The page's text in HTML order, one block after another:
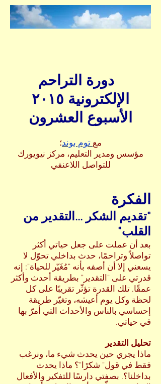
دورة التراحم
الإلكترونية ٢٠١٥
الأسبوع العشرون
مع توم بوند؛
مؤسس ومدير التعليم، مركز نيويورك
للتواصل اللاعنفي
الفكرة
"تقديم الشكر ...التقدير من
القلب"
بعد أن عملت على جعل حياتي أكثر
تواصلاً وتراحمًا، حدث بداخلي تحوّل لا
يسعني إلا أن أصفه بأنه "مُغَيّر للحياة": إنه
قدرتي على "التقدير" بطريقة أحدث وأكثر
عمقًا. تلك القدرة تؤثّر تقريبًا على كل
لحظة وكل يوم أعيشه، وتغيّر طريقة
إحساسي بالناس والأحداث التي أمرّ بها
في حياتي.
تحليل التقدير
ماذا يجري حين يحدث شيء ما، ونرغب
فقط في قول" شكرًا"؟ ماذا يحدث
بداخلنا؟. بصفتي دارسًا للتفكير والأفعال